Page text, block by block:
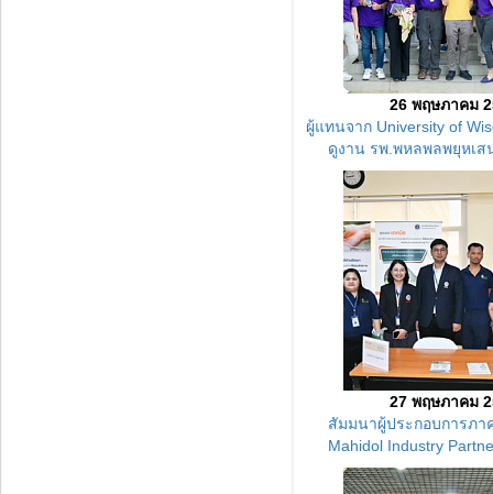
26 พฤษภาคม
ผู้แทนจาก University of
ดูงาน รพ.พหลพลพยุหเ
27 พฤษภาคม
สัมมนาผู้ประกอบการภา
Mahidol Industry